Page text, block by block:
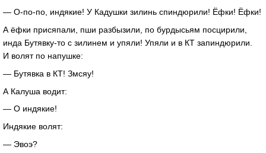
— О-по-по, индякие! У Кадушки зилинь спиндюрили! Ёфки! Ёфки!
А ёфки присяпали, пши разбызили, по бурдысьям посцирили,
инда Бутявку-то с зилинем и упяли! Упяли и в КТ запиндюрили.
И волят по напушке:
— Бутявка в КТ! Змсяу!
А Калуша водит:
— О индякие!
Индякие волят:
— Эвоэ?